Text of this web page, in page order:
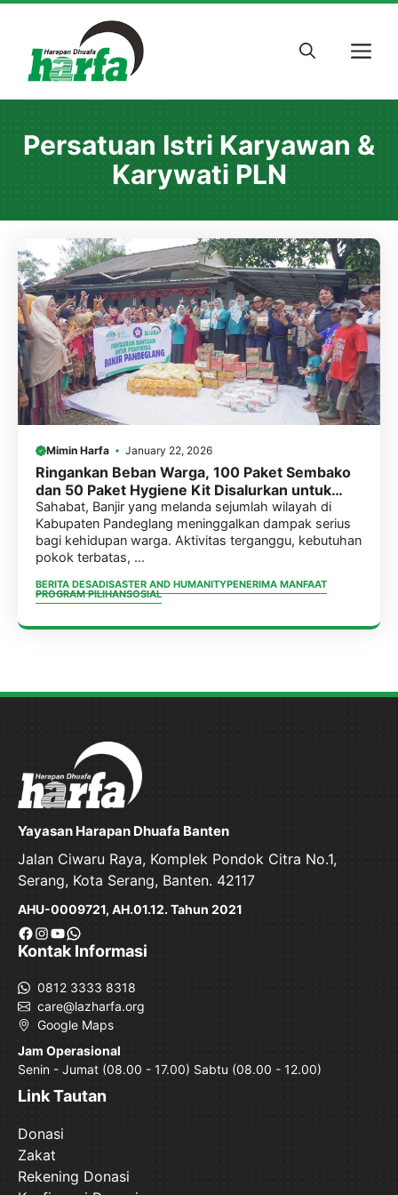
content
Persatuan Istri Karyawan &
Karywati PLN
Mimin Harfa January 22, 2026
Ringankan Beban Warga, 100 Paket Sembako
dan 50 Paket Hygiene Kit Disalurkan untuk
Penyintas Banjir Pandeglang
Sahabat, Banjir yang melanda sejumlah wilayah di
Kabupaten Pandeglang meninggalkan dampak serius
bagi kehidupan warga. Aktivitas terganggu, kebutuhan
pokok terbatas, ...
BERITA DESADISASTER AND HUMANITYPENERIMA MANFAAT
PROGRAM PILIHANSOSIAL
Yayasan Harapan Dhuafa Banten
Jalan Ciwaru Raya, Komplek Pondok Citra No.1,
Serang, Kota Serang, Banten. 42117
AHU-0009721, AH.01.12. Tahun 2021
Facebook
Instagram
YouTube
WhatsApp
Kontak Informasi
0812 3333 8318
care@lazharfa.org
Google Maps
Jam Operasional
Senin - Jumat (08.00 - 17.00) Sabtu (08.00 - 12.00)
Link Tautan
Donasi
Zakat
Rekening Donasi